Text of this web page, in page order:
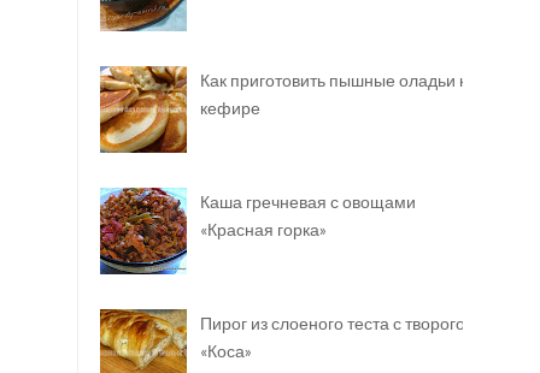
Как приготовить пышные оладьи на
кефире
Каша гречневая с овощами
«Красная горка»
Пирог из слоеного теста с творогом
«Коса»